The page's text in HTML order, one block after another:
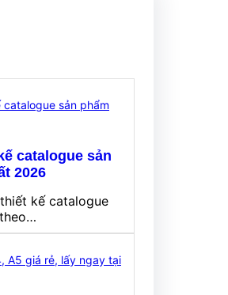
catalogue sản
2026
kế catalogue